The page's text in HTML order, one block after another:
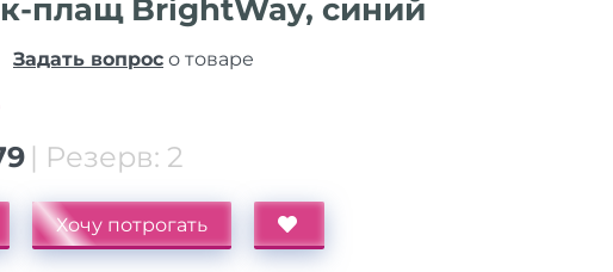
плащ BrightWay, синий
Задать вопрос о товаре
| Резерв: 2
Хочу потрогать